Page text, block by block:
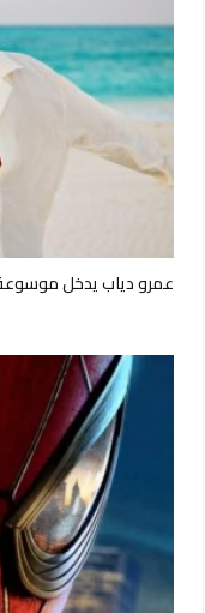
عمرو دياب يدخل موسوعة